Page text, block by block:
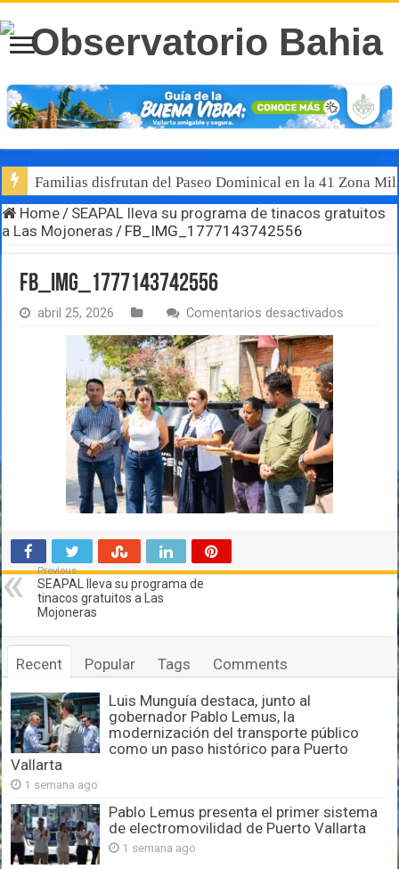
Familias disfrutan del Paseo Dominical en la 41 Zona
Home/ SEAPAL lleva su programa de tinacos gratuitos
a Las Mojoneras / FB_IMG_1777143742556
FB_IMG_1777143742556
abril 25, 2026 Comentarios desactivados
Previous
SEAPAL lleva su programa de
tinacos gratuitos a Las
Mojoneras
Recent Popular Tags Comments
Luis Munguía destaca, junto al
gobernador Pablo Lemus, la
modernización del transporte público
como un paso histórico para Puerto
Vallarta
1 semana ago
Pablo Lemus presenta el primer sistema
de electromovilidad de Puerto Vallarta
1 semana ago